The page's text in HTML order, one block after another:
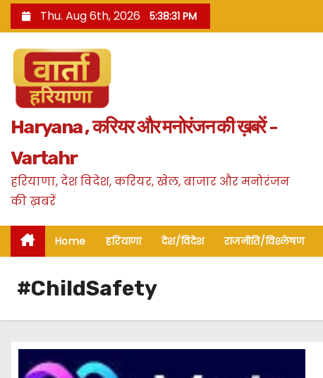
k
n
Thu. Aug 6th, 2026 5:38:32 PM
Haryana , करियर और मनोरंजन की ख़बरें -
Vartahr
हरियाणा, देश विदेश, करियर, खेल, बाजार और मनोरंजन
की ख़बरें
Home हरियाणा देश/विदेश राजनीति/विश्लेषण
#ChildSafety